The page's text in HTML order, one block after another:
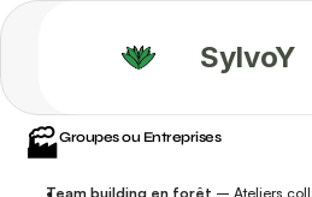
SylvoY
🏭️Groupes ou Entreprises
Team building en forêt – Ateliers